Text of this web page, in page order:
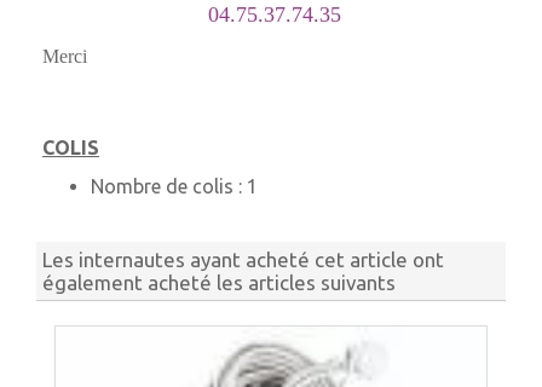
04.75.37.74.35
Merci
COLIS
Nombre de colis : 1
Les internautes ayant acheté cet article ont
également acheté les articles suivants